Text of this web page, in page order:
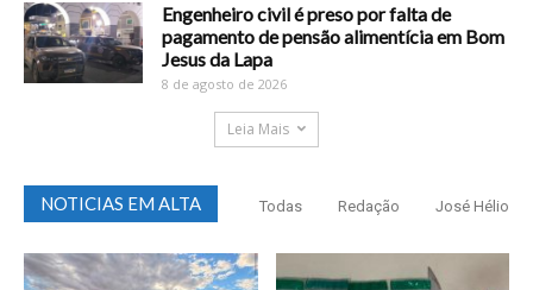
Engenheiro civil é preso por falta de
pagamento de pensão alimentícia em Bom
Jesus da Lapa
8 de agosto de 2026
Leia Mais
NOTICIAS EM ALTA Todas Redação José Hélio